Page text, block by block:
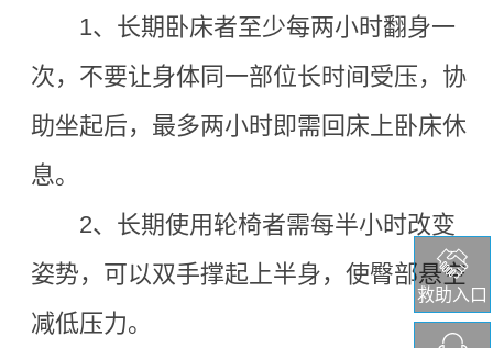
救助入口
1、 长期卧床者至少每两小时翻身一
次，不要让身体同一部位长时间受压，协
助坐起后，最多两小时即需回床上卧床休
息。
2、 长期使用轮椅者需每半小时改变
姿势，可以双手撑起上半身，使臀部悬空
减低压力。